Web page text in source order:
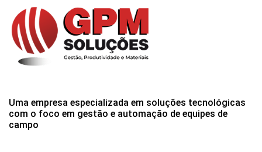
Uma empresa especializada em soluções tecnológicas
com o foco em gestão e automação de equipes de
campo